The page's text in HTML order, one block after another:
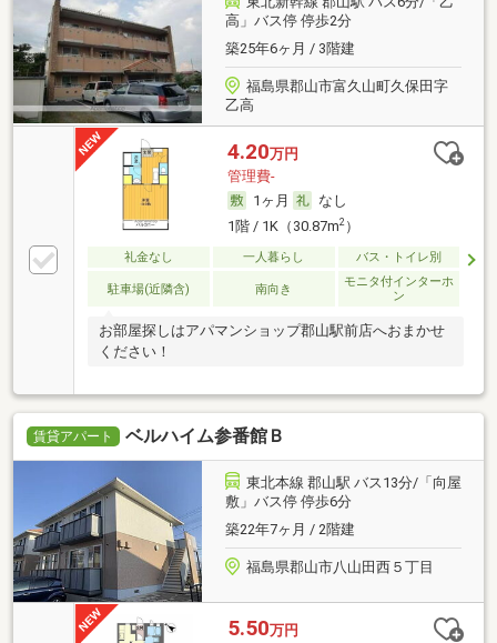
高」バス停 停歩2分
築25年6ヶ月 / 3階建
福島県郡山市富久山町久保田字
乙高
4.20万円
管理費-
1ヶ月
なし
1階 / 1K（30.87m2）
礼金なし 一人暮らし バス・トイレ別
駐車場(近隣含) 南向き
モニタ付インターホ
ン
お部屋探しはアパマンショップ郡山駅前店へおまかせ
ください！
賃貸アパート ベルハイム参番館Ｂ
東北本線 郡山駅 バス13分/「向屋
敷」バス停 停歩6分
築22年7ヶ月 / 2階建
福島県郡山市八山田西５丁目
5.50万円